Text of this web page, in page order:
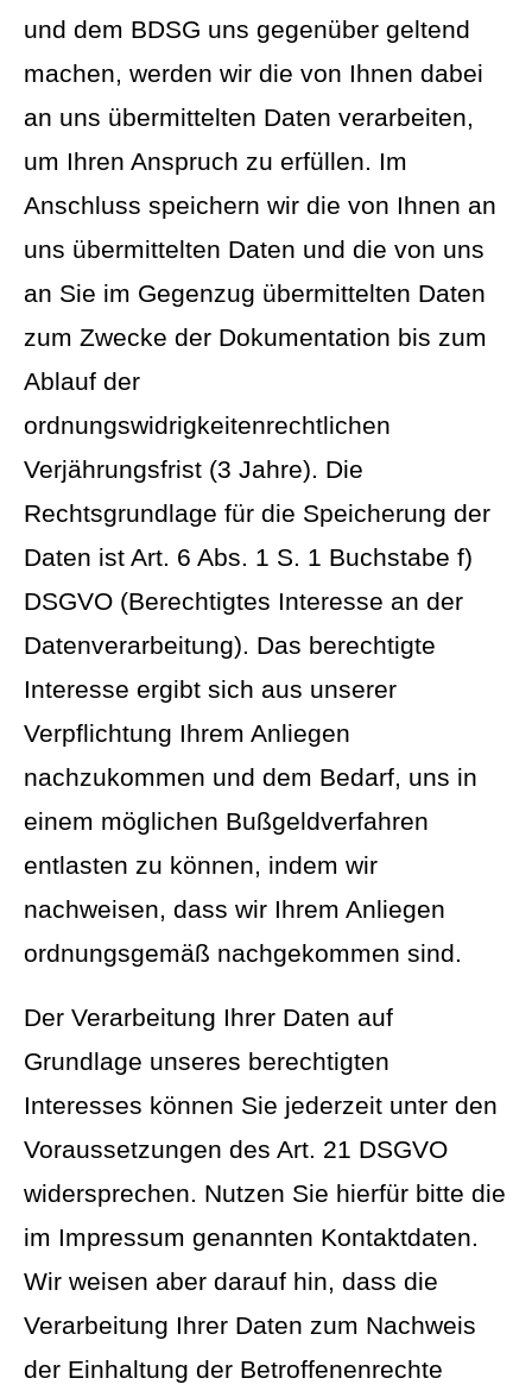
und dem BDSG uns gegenüber geltend
machen, werden wir die von Ihnen dabei
an uns übermittelten Daten verarbeiten,
um Ihren Anspruch zu erfüllen. Im
Anschluss speichern wir die von Ihnen an
uns übermittelten Daten und die von uns
an Sie im Gegenzug übermittelten Daten
zum Zwecke der Dokumentation bis zum
Ablauf der
ordnungswidrigkeitenrechtlichen
Verjährungsfrist (3 Jahre). Die
Rechtsgrundlage für die Speicherung der
Daten ist Art. 6 Abs. 1 S. 1 Buchstabe f)
DSGVO (Berechtigtes Interesse an der
Datenverarbeitung). Das berechtigte
Interesse ergibt sich aus unserer
Verpflichtung Ihrem Anliegen
nachzukommen und dem Bedarf, uns in
einem möglichen Bußgeldverfahren
entlasten zu können, indem wir
nachweisen, dass wir Ihrem Anliegen
ordnungsgemäß nachgekommen sind.
Der Verarbeitung Ihrer Daten auf
Grundlage unseres berechtigten
Interesses können Sie jederzeit unter den
Voraussetzungen des Art. 21 DSGVO
widersprechen. Nutzen Sie hierfür bitte die
im Impressum genannten Kontaktdaten.
Wir weisen aber darauf hin, dass die
Verarbeitung Ihrer Daten zum Nachweis
der Einhaltung der Betroffenenrechte